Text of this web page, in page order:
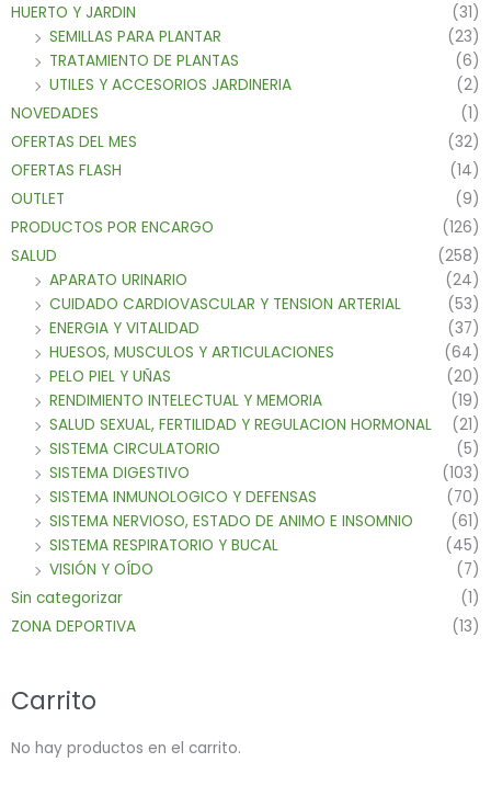
HUERTO Y JARDIN
(31)
SEMILLAS PARA PLANTAR
(23)
TRATAMIENTO DE PLANTAS
(6)
UTILES Y ACCESORIOS JARDINERIA
(2)
NOVEDADES
(1)
OFERTAS DEL MES
(32)
OFERTAS FLASH
(14)
OUTLET
(9)
PRODUCTOS POR ENCARGO
(126)
SALUD
(258)
APARATO URINARIO
(24)
CUIDADO CARDIOVASCULAR Y TENSION ARTERIAL
(53)
ENERGIA Y VITALIDAD
(37)
HUESOS, MUSCULOS Y ARTICULACIONES
(64)
PELO PIEL Y UÑAS
(20)
RENDIMIENTO INTELECTUAL Y MEMORIA
(19)
SALUD SEXUAL, FERTILIDAD Y REGULACION HORMONAL
(21)
SISTEMA CIRCULATORIO
(5)
SISTEMA DIGESTIVO
(103)
SISTEMA INMUNOLOGICO Y DEFENSAS
(70)
SISTEMA NERVIOSO, ESTADO DE ANIMO E INSOMNIO
(61)
SISTEMA RESPIRATORIO Y BUCAL
(45)
VISIÓN Y OÍDO
(7)
Sin categorizar
(1)
ZONA DEPORTIVA
(13)
Carrito
No hay productos en el carrito.